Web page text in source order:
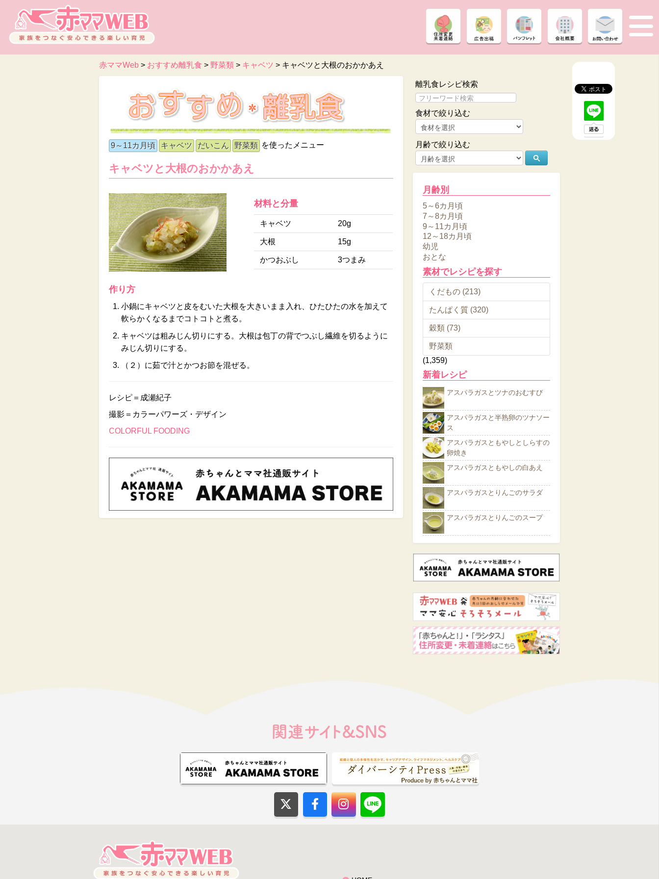
赤ママWeb > おすすめ離乳食 > 野菜類 > キャベツ > キャベツと大根のおかかあえ
9～11カ月頃 キャベツ だいこん 野菜類 を使ったメニュー
キャベツと大根のおかかあえ
材料と分量
キャベツ 20g
大根 15g
かつおぶし 3つまみ
作り方
小鍋にキャベツと皮をむいた大根を大きいまま入れ、ひたひたの水を加えて
軟らかくなるまでコトコトと煮る。
キャベツは粗みじん切りにする。大根は包丁の背でつぶし繊維を切るように
みじん切りにする。
（２）に茹で汁とかつお節を混ぜる。
レシピ＝成瀬紀子
撮影＝カラーパワーズ・デザイン
COLORFUL FOODING
離乳食レシピ検索
食材で絞り込む
月齢で絞り込む
月齢別
5～6カ月頃
7～8カ月頃
9～11カ月頃
12～18カ月頃
幼児
おとな
素材でレシピを探す
くだもの (213)
たんぱく質 (320)
穀類 (73)
野菜類
(1,359)
新着レシピ
アスパラガスとツナのおむすび
アスパラガスと半熟卵のツナソー
ス
アスパラガスともやしとしらすの
卵焼き
アスパラガスともやしの白あえ
アスパラガスとりんごのサラダ
アスパラガスとりんごのスープ